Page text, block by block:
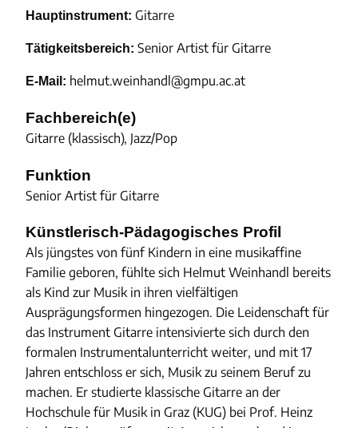
Hauptinstrument: Gitarre
Tätigkeitsbereich: Senior Artist für Gitarre
E-Mail: helmut.weinhandl@gmpu.ac.at
Fachbereich(e)
Gitarre (klassisch), Jazz/Pop
Funktion
Senior Artist für Gitarre
Künstlerisch-Pädagogisches Profil
Als jüngstes von fünf Kindern in eine musikaffine
Familie geboren, fühlte sich Helmut Weinhandl bereits
als Kind zur Musik in ihren vielfältigen
Ausprägungsformen hingezogen. Die Leidenschaft für
das Instrument Gitarre intensivierte sich durch den
formalen Instrumentalunterricht weiter, und mit 17
Jahren entschloss er sich, Musik zu seinem Beruf zu
machen. Er studierte klassische Gitarre an der
Hochschule für Musik in Graz (KUG) bei Prof. Heinz